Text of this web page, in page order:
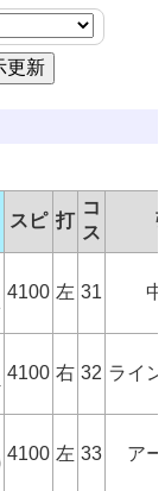
スピ 打
コ
ス
4100 左 31
4100 右 32 ライ
4100 左 33 ア